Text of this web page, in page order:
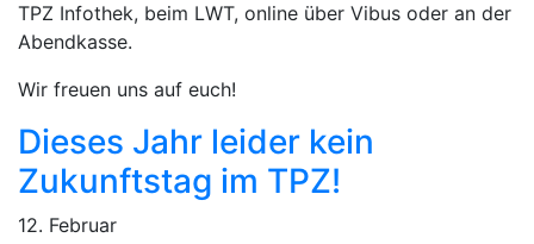
TPZ Infothek, beim LWT, online über Vibus oder an der
Abendkasse.
Wir freuen uns auf euch!
Dieses Jahr leider kein
Zukunftstag im TPZ!
12. Februar